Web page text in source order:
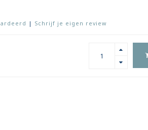
| Schrijf je eigen review